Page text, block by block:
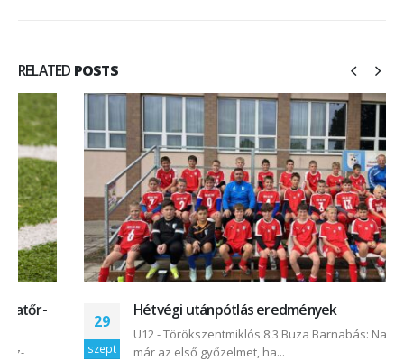
RELATED POSTS
29
Hétvégi utánpótlás eredmények
U12 - Törökszentmiklós 8:3 Buza Barnabás: Nagyon vártuk
már az első győzelmet, ha...